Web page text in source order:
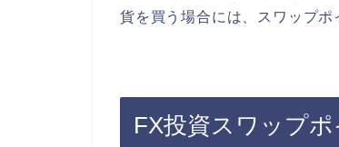
貨を買う場合には、スワップポ
FX投資スワップ